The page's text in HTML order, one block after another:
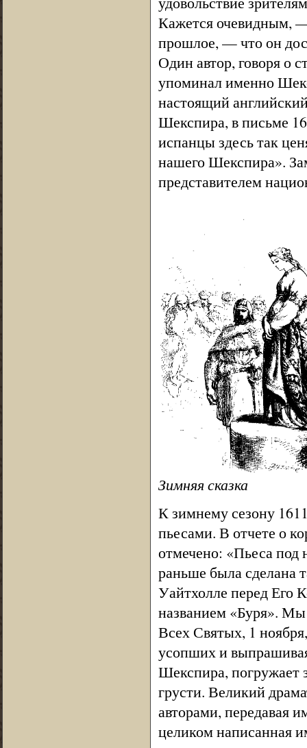
Кажется очевидным,
прошлое, — что он
Один автор, говоря о
упоминал именно
настоящий
Шекспира, в письме
испанцы здесь так
нашего Шекспира».
представителем
Зимняя сказка
К зимнему сезону
пьесами. В отчете о
отмечено: «Пьеса под
раньше была сделана
Уайтхолле перед Его
названием «Буря». Мы
Всех Святых, 1
усопших и
Шекспира, погружает
грусти. Великий
авторами, передавая
целиком написанная